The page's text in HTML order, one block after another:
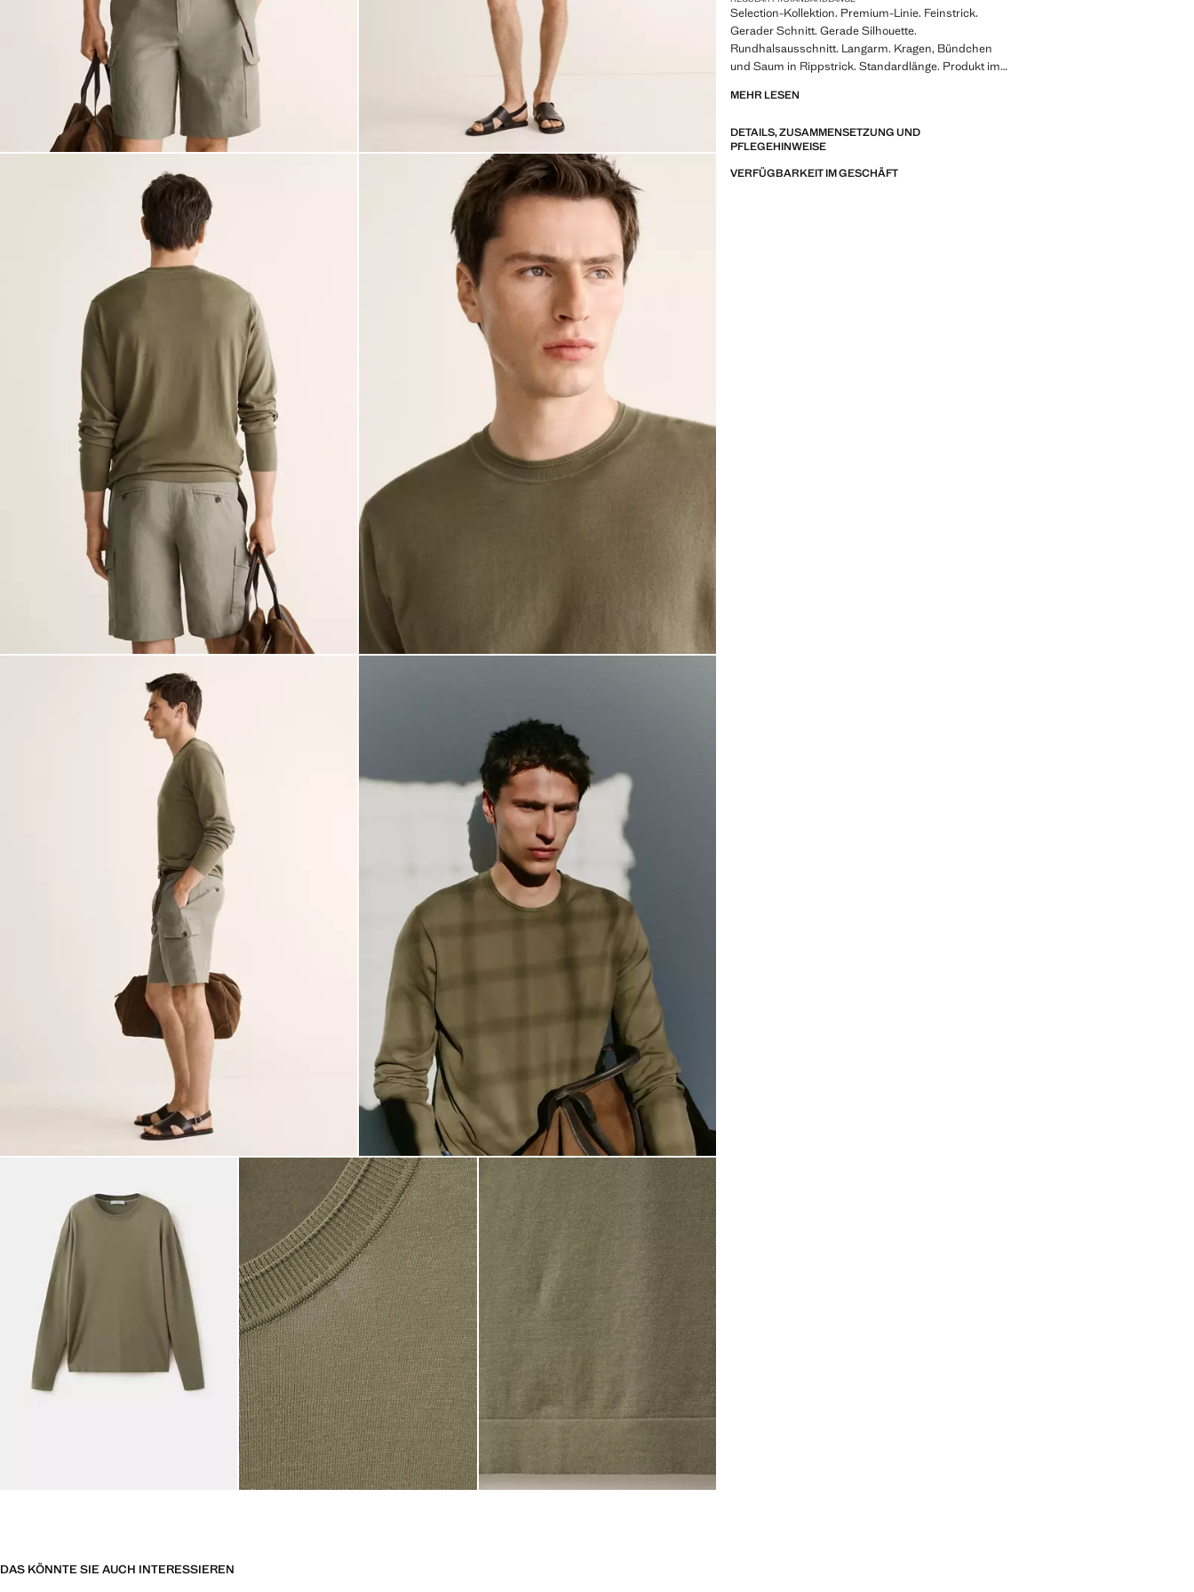
Selection-Kollektion. Premium-Linie. Feinstrick.
Gerader Schnitt. Gerade Silhouette.
Rundhalsausschnitt. Langarm. Kragen, Bündchen
und Saum in Rippstrick. Standardlänge. Produkt im
Kleidungsstücken, die sich durch minimalistische
Linien und ein sorgfältig ausgearbeitetes Design
auszeichnen. Hergestellt aus hochwertigen Stoffen
MEHR LESEN
DETAILS, ZUSAMMENSETZUNG UND
PFLEGEHINWEISE
VERFÜGBARKEIT IM GESCHÄFT
DAS KÖNNTE SIE AUCH INTERESSIEREN